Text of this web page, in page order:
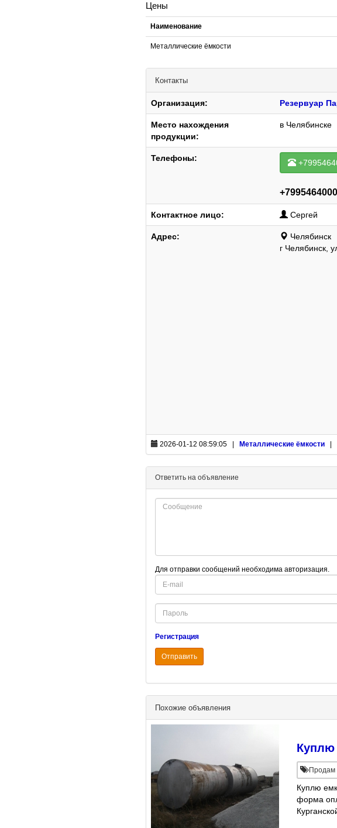
Цены
Наименование
Металлические ёмкости
Контакты
Организация: Резервуар
Место нахождения
продукции:
в Челябинске
Телефоны:
Контактное лицо: Сергей
Адрес:
Челябинск
г Челябинск,
2026-01-12 08:59:05 | Металлические ёмкости
Ответить на объявление
Для отправки сообщений необходима авторизация.
E-
mail
Password
Регистрация
Отправить
Похожие объявления
Куплю
Продам
Куплю
форма